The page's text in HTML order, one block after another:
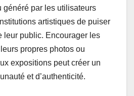
généré par les utilisateurs
artistiques de puiser
leur public. Encourager les
propres photos ou
expositions peut créer un
et d’authenticité.